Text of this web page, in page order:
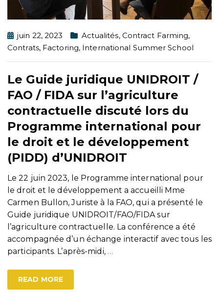
juin 22, 2023 Actualités, Contract Farming,
Contrats, Factoring, International Summer School
Le Guide juridique UNIDROIT /
FAO / FIDA sur l’agriculture
contractuelle discuté lors du
Programme international pour
le droit et le développement
(PIDD) d’UNIDROIT
Le 22 juin 2023, le Programme international pour
le droit et le développement a accueilli Mme
Carmen Bullon, Juriste à la FAO, qui a présenté le
Guide juridique UNIDROIT/FAO/FIDA sur
l’agriculture contractuelle. La conférence a été
accompagnée d’un échange interactif avec tous les
participants. L’après-midi, …
READ MORE